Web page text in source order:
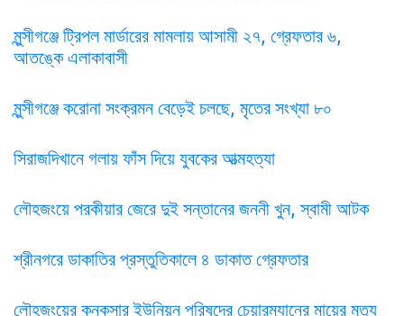
মুন্সীগঞ্জে ট্রিপল মার্ডারের মামলায় আসামী ২৭, গ্রেফতার ৬,
আতঙ্কে এলাকাবাসী
মুন্সীগঞ্জে করোনা সংক্রমন বেড়েই চলছে, মৃতের সংখ্যা ৮০
সিরাজদিখানে গলায় ফাঁস দিয়ে যুবকের আত্মহত্যা
লৌহজংয়ে পরকীয়ার জেরে দুই সন্তানের জননী খুন, স্বামী আটক
শ্রীনগরে ডাকাতির প্রস্তুতিকালে ৪ ডাকাত গ্রেফতার
লৌহজংয়ের কনকসার ইউনিয়ন পরিষদের চেয়ারম্যানের মায়ের মৃত্যু